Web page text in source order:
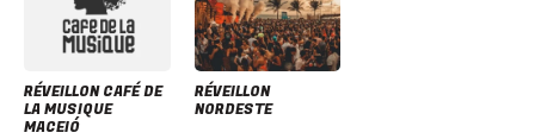
RÉVEILLON CAFÉ DE
LA MUSIQUE
MACEIÓ
RÉVEILLON
NORDESTE